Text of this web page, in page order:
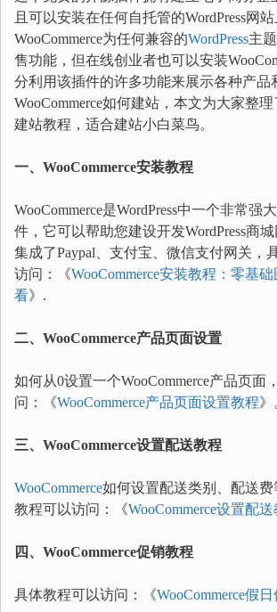
且可以安装在任何自托管的WordPress网站
WooCommerce为任何兼容的WordPress主
售功能，但在线创业者也可以安装
分利用该插件的许多功能来展示各种产品
WooCommerce如何建站，本文为大家整理
建站教程，适合建站小白菜鸟。
一、WooCommerce安装教程
WooCommerce是WordPress中一个非常强
件，它可以帮助您建设开发WordPress商
集成了Paypal、支付宝、微信支付网关，
访问：《WooCommerce安装教程：零基
看》.
二、WooCommerce产品页面设置
如何从0设置一个WooCommerce产品页面
问：《WooCommerce产品页面设置教程》
三、WooCommerce设置配送教程
WooCommerce如何设置配送类别、配送
教程可以访问：《WooCommerce设置配
四、WooCommerce促销教程
具体教程可以访问：《WooCommerce假